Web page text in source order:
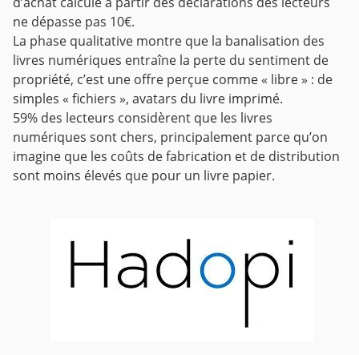
ne dépasse pas 10€.
La phase qualitative montre que la banalisation des
livres numériques entraîne la perte du sentiment de
propriété, c’est une offre perçue comme « libre » : de
simples « fichiers », avatars du livre imprimé.
59% des lecteurs considèrent que les livres
numériques sont chers, principalement parce qu’on
imagine que les coûts de fabrication et de distribution
sont moins élevés que pour un livre papier.